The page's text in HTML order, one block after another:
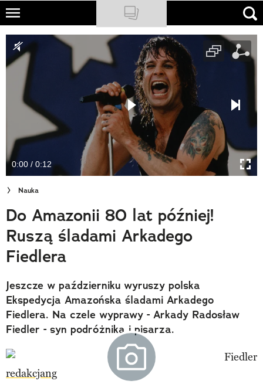
Skip
main
content
NATIONAL GEOGRAPHIC
TRAVELER
PODCASTY
Newsletter
Cuda Polski
Wielki Konkurs Fotograficzny
Trendbook Podróżniczy
Polecane
0:00 / 0:12
Nauka
Do Amazonii 80 lat później!
Ruszą śladami Arkadego
Fiedlera
Jeszcze w październiku wyruszy polska
Ekspedycja Amazońska śladami Arkadego
Fiedlera. Na czele wyprawy - Arkady Radosław
Fiedler - syn podróżnika i pisarza.
redakcjang